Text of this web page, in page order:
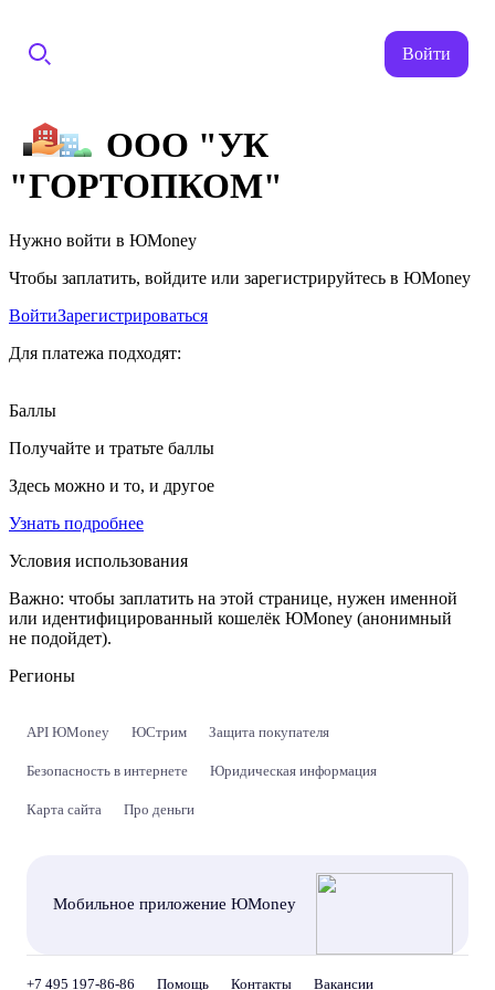
Войти
ООО "УК
"ГОРТОПКОМ"
Нужно войти в ЮMoney
Чтобы заплатить, войдите или зарегистрируйтесь в ЮMoney
ВойтиЗарегистрироваться
Для платежа подходят:
Баллы
Получайте и тратьте баллы
Здесь можно и то, и другое
Узнать подробнее
Условия использования
Важно: чтобы заплатить на этой странице, нужен именной
или идентифицированный кошелёк ЮMoney (анонимный
не подойдет).
Регионы
API ЮMoney ЮСтрим Защита покупателя
Безопасность в интернете Юридическая информация
Карта сайта Про деньги
Мобильное приложение ЮMoney
+7 495 197-86-86 Помощь Контакты Вакансии